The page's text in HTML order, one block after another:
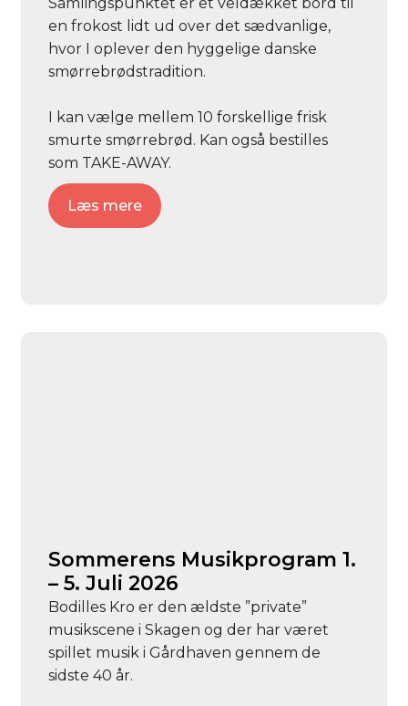
en frokost lidt ud over det sædvanlige,
hvor I oplever den hyggelige danske
smørrebrødstradition.
I kan vælge mellem 10 forskellige frisk
smurte smørrebrød. Kan også bestilles
som TAKE-AWAY.
Læs mere
Sommerens Musikprogram 1.
– 5. Juli 2026
Bodilles Kro er den ældste ”private”
musikscene i Skagen og der har været
spillet musik i Gårdhaven gennem de
sidste 40 år.